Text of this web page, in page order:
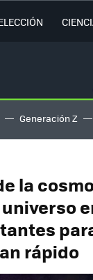
Generación Z
la
rápido